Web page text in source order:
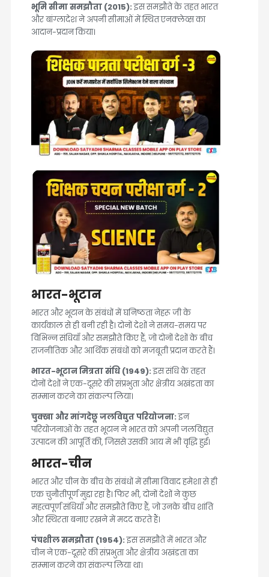
भूमि सीमा समझौता (2015):इस समझौते के तहत भारत
और बांग्लादेश ने अपनी सीमाओं में स्थित एनक्लेव्स का
आदान-प्रदान किया।
भारत-भूटान
भारत और भूटान के संबंधों में घनिष्ठता नेहरू जी के
कार्यकाल से ही बनी रही है। दोनों देशों ने समय-समय पर
विभिन्न संधियाँ और समझौते किए हैं, जो दोनों देशों के बीच
राजनीतिक और आर्थिक संबंधों को मजबूती प्रदान करते हैं।
भारत-भूटान मित्रता संधि (1949):इस संधि के तहत
दोनों देशों ने एक-दूसरे की संप्रभुता और क्षेत्रीय अखंडता का
सम्मान करने का संकल्प लिया।
चुक्खा और मांगदेछू जलविद्युत परियोजना:इन
परियोजनाओं के तहत भूटान ने भारत को अपनी जलविद्युत
उत्पादन की आपूर्ति की, जिससे उसकी आय में भी वृद्धि हुई।
भारत-चीन
भारत और चीन के बीच के संबंधों में सीमा विवाद हमेशा से ही
एक चुनौतीपूर्ण मुद्दा रहा है। फिर भी, दोनों देशों ने कुछ
महत्वपूर्ण संधियाँ और समझौते किए हैं, जो उनके बीच शांति
और स्थिरता बनाए रखने में मदद करते हैं।
पंचशील समझौता (1954):इस समझौते में भारत और
चीन ने एक-दूसरे की संप्रभुता और क्षेत्रीय अखंडता का
सम्मान करने का संकल्प लिया था।